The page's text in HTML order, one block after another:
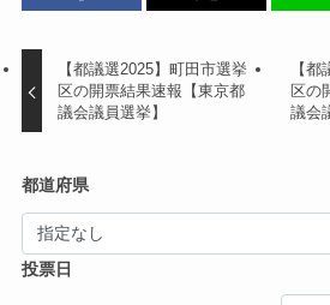
【都議選2025】町田市選挙
区の開票結果速報【東京都
議会議員選挙】
【
区の
議会
都道府県
投票日